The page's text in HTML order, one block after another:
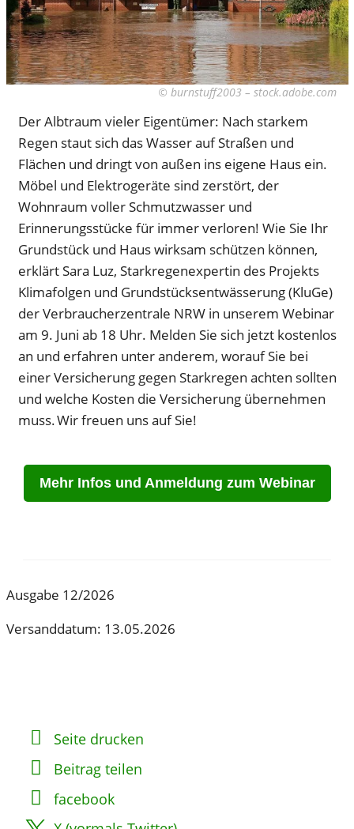
© burnstuff2003 – stock.adobe.com
Der Albtraum vieler Eigentümer: Nach starkem
Regen staut sich das Wasser auf Straßen und
Flächen und dringt von außen ins eigene Haus ein.
Möbel und Elektrogeräte sind zerstört, der
Wohnraum voller Schmutzwasser und
Erinnerungsstücke für immer verloren! Wie Sie Ihr
Grundstück und Haus wirksam schützen können,
erklärt Sara Luz, Starkregenexpertin des Projekts
Klimafolgen und Grundstücksentwässerung (KluGe)
der Verbraucherzentrale NRW in unserem Webinar
am 9. Juni ab 18 Uhr. Melden Sie sich jetzt kostenlos
an und erfahren unter anderem, worauf Sie bei
einer Versicherung gegen Starkregen achten sollten
und welche Kosten die Versicherung übernehmen
muss. Wir freuen uns auf Sie!
Mehr Infos und Anmeldung zum Webinar
Ausgabe 12/2026
Versanddatum: 13.05.2026
Seite drucken
Beitrag teilen
facebook